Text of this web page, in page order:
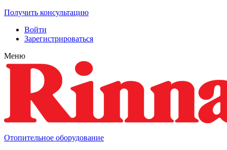
Получить консультацию
Войти
Зарегистрироваться
Меню
Отопительное оборудование